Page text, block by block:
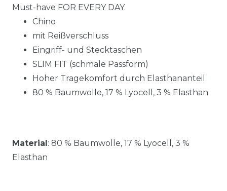
Must-have FOR EVERY DAY.
Chino
mit Reißverschluss
Eingriff- und Stecktaschen
SLIM FIT (schmale Passform)
Hoher Tragekomfort durch Elasthananteil
80 % Baumwolle, 17 % Lyocell, 3 % Elasthan
Material: 80 % Baumwolle, 17 % Lyocell, 3 %
Elasthan